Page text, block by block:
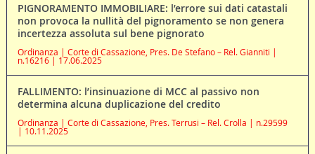
PIGNORAMENTO IMMOBILIARE: l’errore sui dati catastali
non provoca la nullità del pignoramento se non genera
incertezza assoluta sul bene pignorato
Ordinanza | Corte di Cassazione, Pres. De Stefano – Rel. Gianniti |
n.16216 | 17.06.2025
FALLIMENTO: l’insinuazione di MCC al passivo non
determina alcuna duplicazione del credito
Ordinanza | Corte di Cassazione, Pres. Terrusi – Rel. Crolla | n.29599
| 10.11.2025